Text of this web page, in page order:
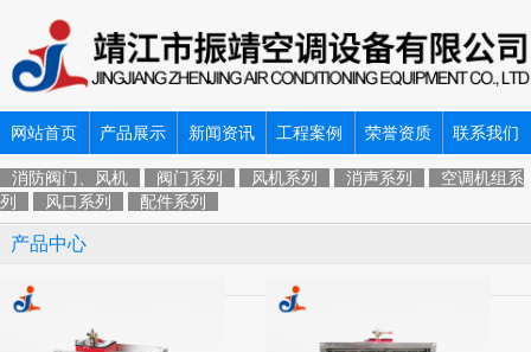
网站首页 产品展示 新闻资讯 工程案例 荣誉资质 联系我们
消防阀门、风机 阀门系列 风机系列 消声系列
空调机组系
列
风口系列 配件系列
产品中心